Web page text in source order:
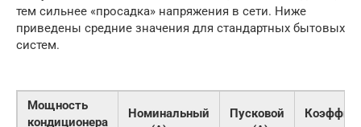
тем сильнее «просадка» напряжения в сети. Ниже
приведены средние значения для стандартных бытовых
систем.
Мощность
кондиционера
Номинальный
Пусковой